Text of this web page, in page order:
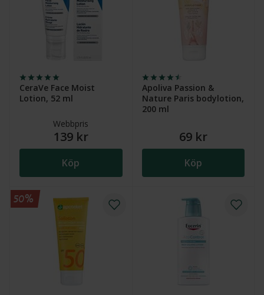
CeraVe Face Moist
Lotion, 52 ml
Webbpris
139 kr
Köp
Apoliva Passion &
Nature Paris bodylotion,
200 ml
69 kr
Köp
50%